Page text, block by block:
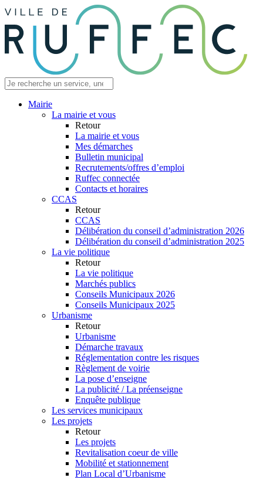
Mairie
La mairie et vous
Retour
La mairie et vous
Mes démarches
Bulletin municipal
Recrutements/offres d’emploi
Ruffec connectée
Contacts et horaires
CCAS
Retour
CCAS
Délibération du conseil d’administration 2026
Délibération du conseil d’administration 2025
La vie politique
Retour
La vie politique
Marchés publics
Conseils Municipaux 2026
Conseils Municipaux 2025
Urbanisme
Retour
Urbanisme
Démarche travaux
Réglementation contre les risques
Règlement de voirie
La pose d’enseigne
La publicité / La préenseigne
Enquête publique
Les services municipaux
Les projets
Retour
Les projets
Revitalisation coeur de ville
Mobilité et stationnement
Plan Local d’Urbanisme